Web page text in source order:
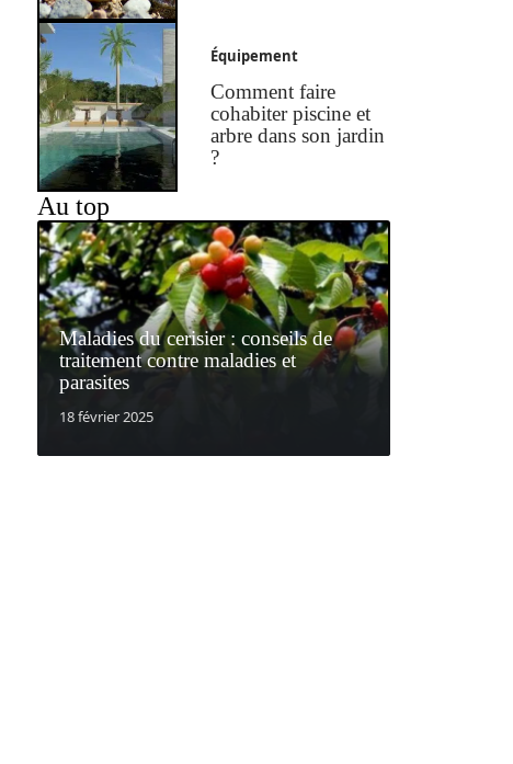
Équipement
Comment faire
cohabiter piscine et
arbre dans son jardin
?
Au top
Maladies du cerisier : conseils de
traitement contre maladies et
parasites
18 février 2025